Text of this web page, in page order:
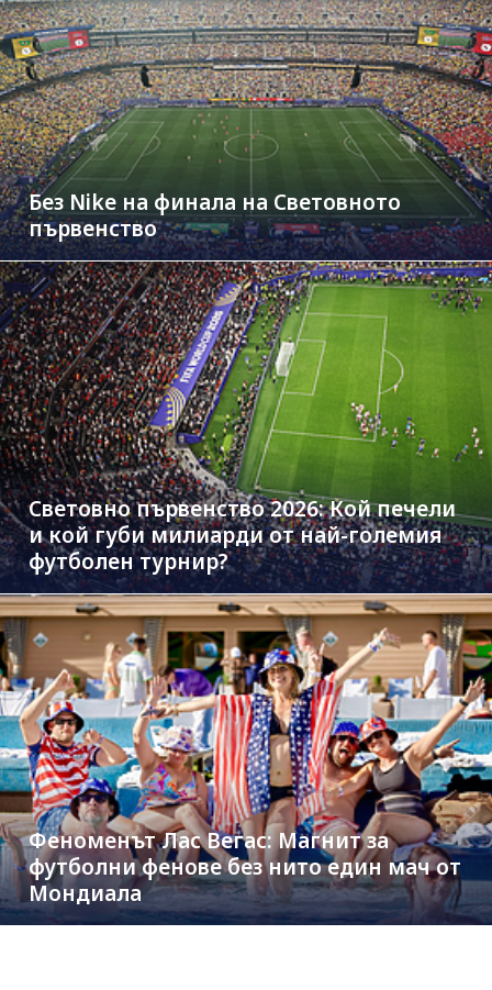
Без Nike на финала на Световното
първенство
Световно първенство 2026: Кой печели
и кой губи милиарди от най-големия
футболен турнир?
Феноменът Лас Вегас: Магнит за
футболни фенове без нито един мач от
Мондиала